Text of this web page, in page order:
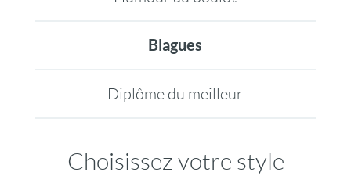
Blagues
Diplôme du meilleur
Choisissez votre style